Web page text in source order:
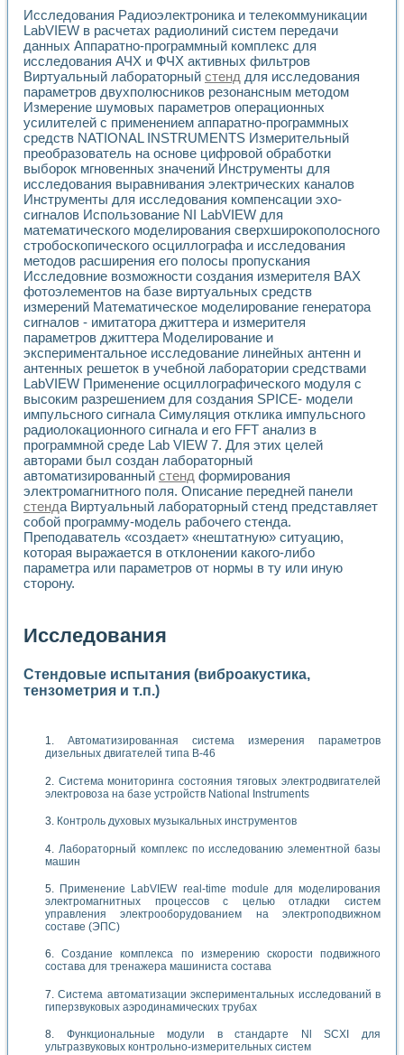
Исследования Радиоэлектроника и телекоммуникации
LabVIEW в расчетах радиолиний систем передачи
данных Аппаратно-программный комплекс для
исследования АЧХ и ФЧХ активных фильтров
Виртуальный лабораторный стенд для исследования
параметров двухполюсников резонансным методом
Измерение шумовых параметров операционных
усилителей с применением аппаратно-программных
средств NATIONAL INSTRUMENTS Измерительный
преобразователь на основе цифровой обработки
выборок мгновенных значений Инструменты для
исследования выравнивания электрических каналов
Инструменты для исследования компенсации эхо-
сигналов Использование NI LabVIEW для
математического моделирования сверхширокополосного
стробоскопического осциллографа и исследования
методов расширения его полосы пропускания
Исследовние возможности создания измерителя ВАХ
фотоэлементов на базе виртуальных средств
измерений Математическое моделирование генератора
сигналов - имитатора джиттера и измерителя
параметров джиттера Моделирование и
экспериментальное исследование линейных антенн и
антенных решеток в учебной лаборатории средствами
LabVIEW Применение осциллографического модуля с
высоким разрешением для создания SPICE- модели
импульсного сигнала Симуляция отклика импульсного
радиолокационного сигнала и его FFT анализ в
программной среде Lab VIEW 7. Для этих целей
авторами был создан лабораторный
автоматизированный стенд формирования
электромагнитного поля. Описание передней панели
стенда Виртуальный лабораторный стенд представляет
собой программу-модель рабочего стенда.
Преподаватель «создает» «нештатную» ситуацию,
которая выражается в отклонении какого-либо
параметра или параметров от нормы в ту или иную
сторону.
Исследования
Стендовые испытания (виброакустика,
тензометрия и т.п.)
Автоматизированная система измерения параметров
дизельных двигателей типа В-46
Система мониторинга состояния тяговых электродвигателей
электровоза на базе устройств National Instruments
Контроль духовых музыкальных инструментов
Лабораторный комплекс по исследованию элементной базы
машин
Применение LabVIEW real-time module для моделирования
электромагнитных процессов с целью отладки систем
управления электрооборудованием на электроподвижном
составе (ЭПС)
Создание комплекса по измерению скорости подвижного
состава для тренажера машиниста состава
Система автоматизации экспериментальных исследований в
гиперзвуковых аэродинамических трубах
Функциональные модули в стандарте Nl SCXI для
ультразвуковых контрольно-измерительных систем